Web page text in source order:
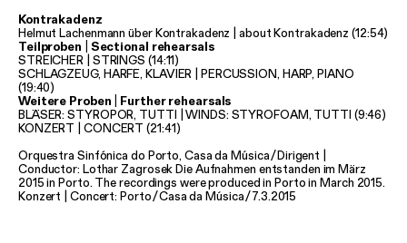
SERVICE
Anfahrt & Kontakt
Presse
Förderer &
Partner
SUCHE
Kontrakadenz
Helmut Lachenmann über Kontrakadenz | about Kontrakadenz (12:54)
Teilproben | Sectional rehearsals
STREICHER | STRINGS (14:11)
SCHLAGZEUG, HARFE, KLAVIER | PERCUSSION, HARP, PIANO
(19:40)
Weitere Proben | Further rehearsals
BLÄSER: STYROPOR, TUTTI | WINDS: STYROFOAM, TUTTI (9:46)
KONZERT | CONCERT (21:41)
Orquestra Sinfónica do Porto, Casa da Música / Dirigent |
Conductor: Lothar Zagrosek Die Aufnahmen entstanden im März
2015 in Porto. The recordings were produced in Porto in March 2015.
Konzert | Concert: Porto /Casa da Música /7.3.2015